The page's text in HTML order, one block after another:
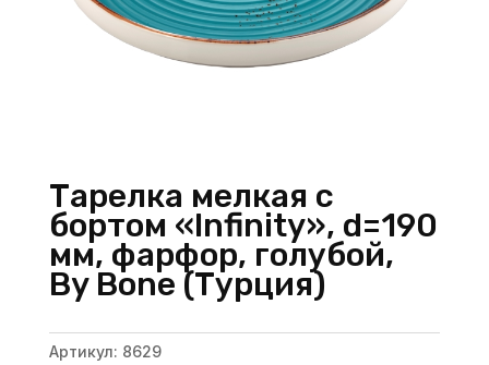
Тарелка мелкая с
бортом «Infinity», d=190
мм, фарфор, голубой,
By Bone (Турция)
Артикул: 8629